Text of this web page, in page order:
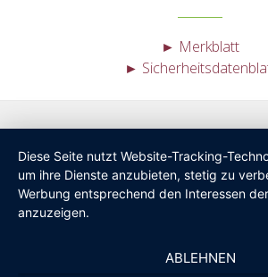
► Merkblatt
►
Diese Seite nutzt Website-Tracking-
um ihre Dienste anzubieten, stetig zu
Werbung entsprechend den Interessen
anzuzeigen.
ABLEHNEN